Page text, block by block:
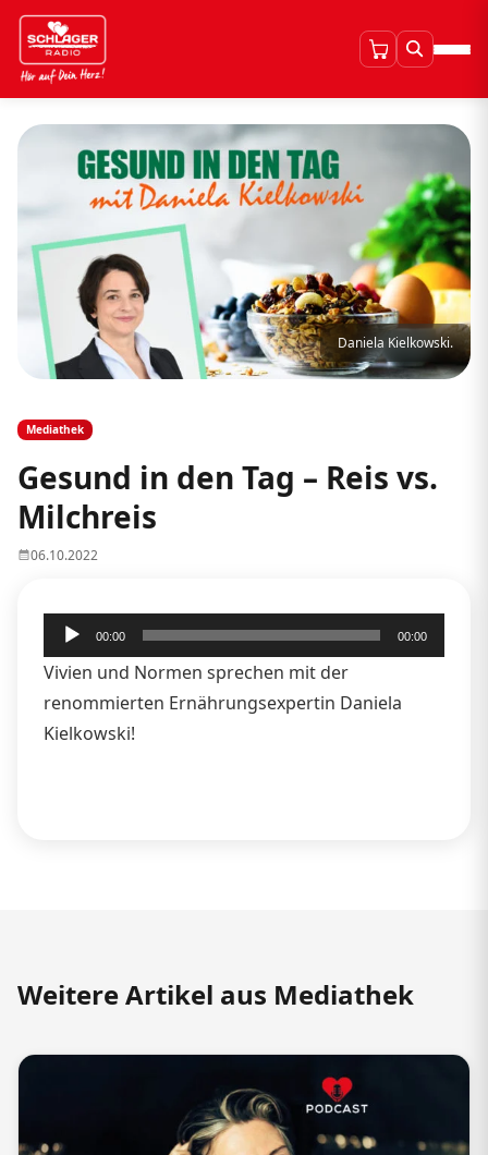
Daniela Kielkowski.
Mediathek
Gesund in den Tag – Reis vs.
Milchreis
06.10.2022
Audio-
Player
00:00 00:00
Vivien und Normen sprechen mit der
renommierten Ernährungsexpertin Daniela
Kielkowski!
Weitere Artikel aus Mediathek